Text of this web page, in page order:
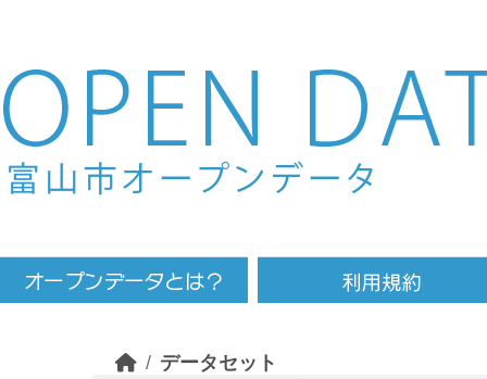
Skip to main content
データセット